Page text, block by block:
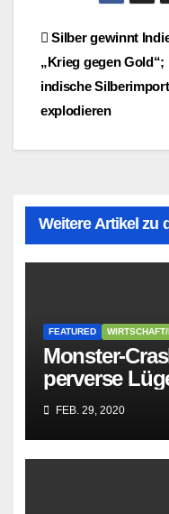
Silber gewinnt
„Krieg gegen Gold“;
indische
explodieren
Weitere Artikel zu
FEATURED
Monster-
perverse
Sozialisten in
FEB. 29, 2020